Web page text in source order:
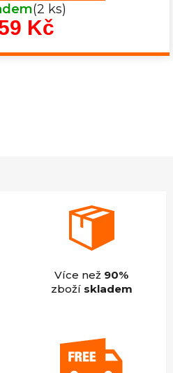
(2 ks)
Kč
Více než 90%
zboží skladem